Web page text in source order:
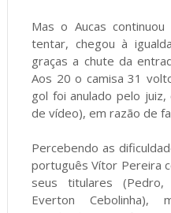
Mas o Aucas
tentar, chegou à
graças a chute da
Aos 20 o camisa 31
gol foi anulado pelo
de vídeo), em razão de
Percebendo as
português Vítor Pereira
seus titulares
Everton Cebolinha),